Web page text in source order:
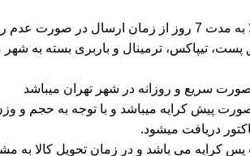
در صورت عدم رضایت
پست، تیپاکس، ترمینال و باربری بسته
سریع و روزانه در شهر تهران میباشد
پیش کرایه میباشد و با توجه به حجم و
دریافت میشود.
کرایه می باشد و در زمان تحویل کالا به